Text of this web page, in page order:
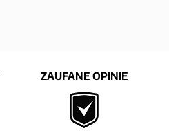
ZAUFANE OPINIE